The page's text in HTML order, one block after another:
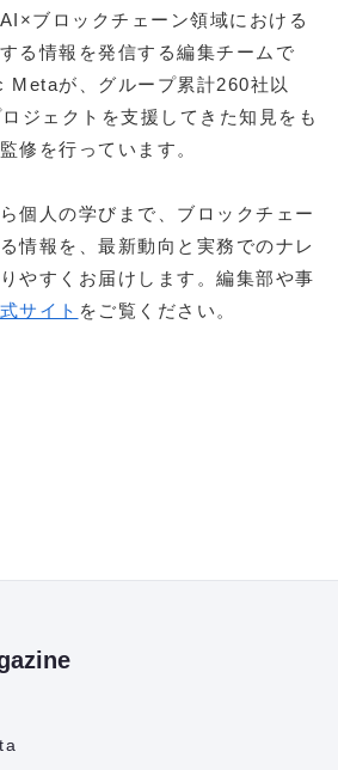
ブロックチェーン領域における
る情報を発信する編集チームで
が、グループ累計260社以
ジェクトを支援してきた知見をも
修を行っています。
個人の学びまで、ブロックチェー
情報を、最新動向と実務でのナレ
やすくお届けします。編集部や事
サイト をご覧ください。